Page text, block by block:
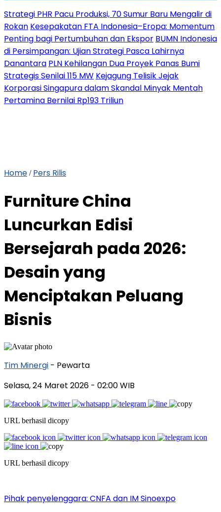
Strategi PHR Pacu Produksi, 70 Sumur Baru Mengalir di
Rokan Kesepakatan FTA Indonesia–Eropa: Momentum
Penting bagi Pertumbuhan dan Ekspor BUMN Indonesia
di Persimpangan: Ujian Strategi Pasca Lahirnya
Danantara PLN Kehilangan Dua Proyek Panas Bumi
Strategis Senilai 115 MW Kejagung Telisik Jejak
Korporasi Singapura dalam Skandal Minyak Mentah
Pertamina Bernilai Rp193 Triliun
Home / Pers Rilis
Furniture China
Luncurkan Edisi
Bersejarah pada 2026:
Desain yang
Menciptakan Peluang
Bisnis
Tim Minergi - Pewarta
Selasa, 24 Maret 2026 - 02:00 WIB
URL berhasil dicopy
URL berhasil dicopy
Pihak penyelenggara: CNFA dan IM Sinoexpo